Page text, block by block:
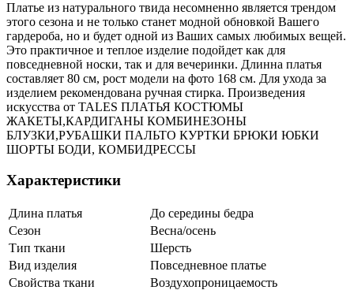
Платье из натурального твида несомненно является трендом
этого сезона и не только станет модной обновкой Вашего
гардероба, но и будет одной из Ваших самых любимых вещей.
Это практичное и теплое изделие подойдет как для
повседневной носки, так и для вечеринки. Длинна платья
составляет 80 см, рост модели на фото 168 см. Для ухода за
изделием рекомендована ручная стирка. Произведения
искусства от TALES ПЛАТЬЯ КОСТЮМЫ
ЖАКЕТЫ,КАРДИГАНЫ КОМБИНЕЗОНЫ
БЛУЗКИ,РУБАШКИ ПАЛЬТО КУРТКИ БРЮКИ ЮБКИ
ШОРТЫ БОДИ, КОМБИДРЕССЫ
Характеристики
Длина платья
До середины бедра
Сезон
Весна/осень
Тип ткани
Шерсть
Вид изделия
Повседневное платье
Свойства ткани
Воздухопроницаемость